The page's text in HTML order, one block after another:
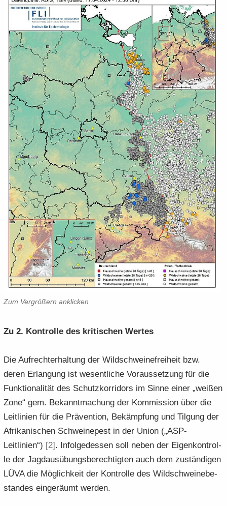
Zum Ver­grö­ßern an­kli­cken
Zu 2. Kon­trol­le des kri­ti­schen Wer­tes
Die Auf­recht­erhal­tung der Wild­schwei­ne­frei­heit bzw.
deren Er­lan­gung ist we­sent­li­che Vor­aus­set­zung für die
Funk­tio­na­li­tät des Schutz­kor­ri­dors im Sinne einer „wei­ßen
Zone“ gem. Be­kannt­ma­chung der Kom­mis­si­on über die
Leit­li­ni­en für die Prä­ven­ti­on, Be­kämp­fung und Til­gung der
Afri­ka­ni­schen Schwei­ne­pest in der Union („ASP-​
Leitlinien“) [2]. In­fol­ge­des­sen soll neben der Ei­gen­kon­trol­
le der Jagd­aus­übungs­be­rech­tig­ten auch dem zu­stän­di­gen
LÜVA die Mög­lich­keit der Kon­trol­le des Wild­schwei­ne­be­
stan­des ein­ge­räumt wer­den.